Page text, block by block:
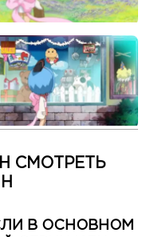
СМОТРЕТЬ
В ОСНОВНОМ